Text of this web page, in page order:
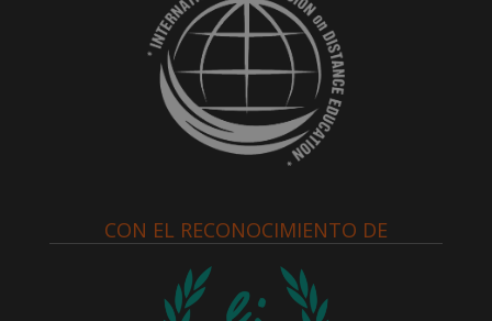
CON EL RECONOCIMIENTO DE